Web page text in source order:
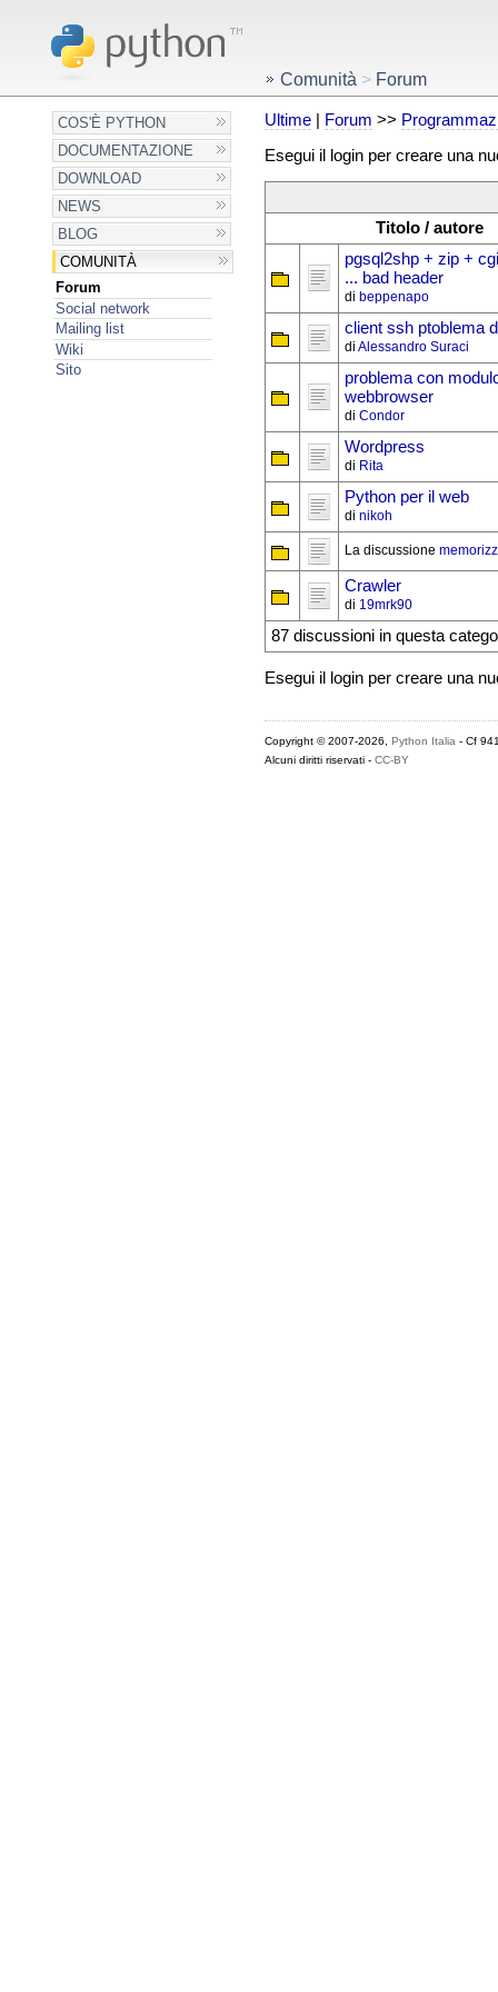
COS'È PYTHON
DOCUMENTAZIONE
DOWNLOAD
NEWS
BLOG
COMUNITÀ
Forum
Social network
Mailing list
Wiki
Sito
Comunità > Forum
Ultime| Forum >>
Esegui il login per creare una
Titolo / autore
pgsql2shp + zip +
... bad header
di beppenapo
client ssh ptoblema
di Alessandro Suraci
problema con
webbrowser
di Condor
Wordpress
di Rita
Python per il web
di nikoh
La discussione
Crawler
di 19mrk90
87 discussioni in questa
Esegui il login per creare una
Copyright © 2007-2026, Python Italia - Cf
Alcuni diritti riservati - CC-BY